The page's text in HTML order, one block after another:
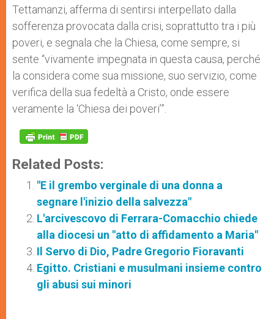
Tettamanzi, afferma di sentirsi interpellato dalla
sofferenza provocata dalla crisi, soprattutto tra i più
poveri, e segnala che la Chiesa, come sempre, si
sente “vivamente impegnata in questa causa, perché
la considera come sua missione, suo servizio, come
verifica della sua fedeltà a Cristo, onde essere
veramente la ‘Chiesa dei poveri’”.
Related Posts:
"E il grembo verginale di una donna a
segnare l'inizio della salvezza"
L'arcivescovo di Ferrara-Comacchio chiede
alla diocesi un "atto di affidamento a Maria"
Il Servo di Dio, Padre Gregorio Fioravanti
Egitto. Cristiani e musulmani insieme contro
gli abusi sui minori